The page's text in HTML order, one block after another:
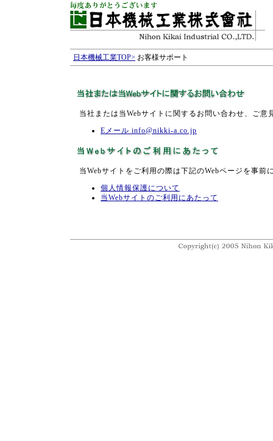
日本機械工業TOP> お客様サポート
当社または当Webサイトに関するお問い合わせ、ご
Eメール info@nikki-a.co.jp
当Webサイトをご利用の際は下記のWebページを事前
個人情報保護について
当Webサイトのご利用にあたって